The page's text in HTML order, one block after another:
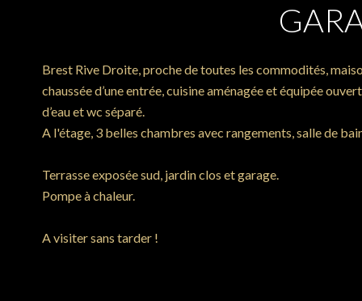
Brest Rive Droite, proche de toutes les commodités,
chaussée d’une entrée, cuisine aménagée et équipée
d’eau et wc séparé.
A l'étage, 3 belles chambres avec rangements, salle de
Terrasse exposée sud, jardin clos et garage.
Pompe à chaleur.
A visiter sans tarder !